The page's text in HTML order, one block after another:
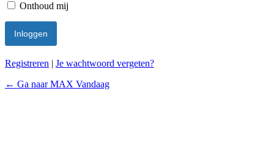
Onthoud mij
Registreren | Je wachtwoord vergeten?
← Ga naar MAX Vandaag